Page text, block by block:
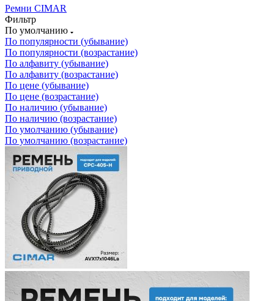
Ремни CIMAR
Фильтр
По умолчанию
По популярности (убывание)
По популярности (возрастание)
По алфавиту (убывание)
По алфавиту (возрастание)
По цене (убывание)
По цене (возрастание)
По наличию (убывание)
По наличию (возрастание)
По умолчанию (убывание)
По умолчанию (возрастание)